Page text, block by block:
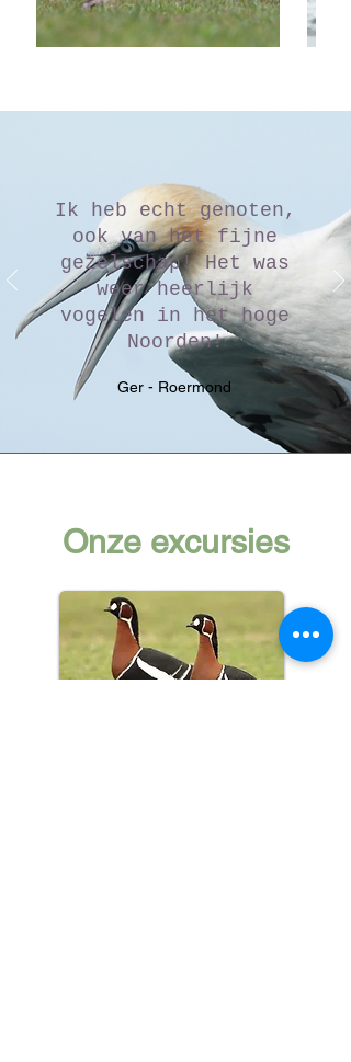
Ik heb echt genoten,
ook van het fijne
gezelschap! Het was
weer heerlijk
vogelen in het hoge
Noorden!
Ger - Roermond
Onze excursies